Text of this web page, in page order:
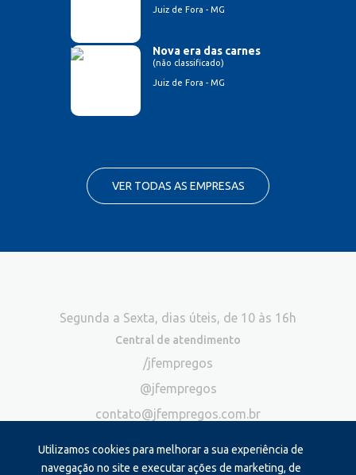
Juiz de Fora - MG
Nova era das carnes
(não classificado)
Juiz de Fora - MG
VER TODAS AS EMPRESAS
Utilizamos cookies para melhorar a sua experiência de
navegação no site e executar ações de marketing, de
Segunda a Sexta, dias úteis, de 10 às 16h
Central de atendimento
/jfempregos
@jfempregos
contato@jfempregos.com.br
Publicidade